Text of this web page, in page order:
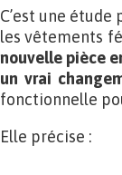
C’est une
les vêtements
nouvelle pièce
un vrai
fonctionnelle
Elle précise :